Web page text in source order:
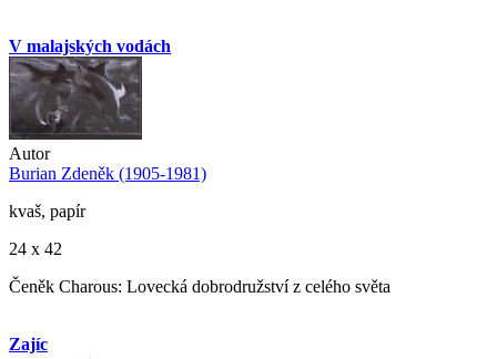
V malajských vodách
Autor
Burian Zdeněk (1905-1981)
kvaš, papír
24 x 42
Čeněk Charous: Lovecká dobrodružství z celého světa
Zajíc